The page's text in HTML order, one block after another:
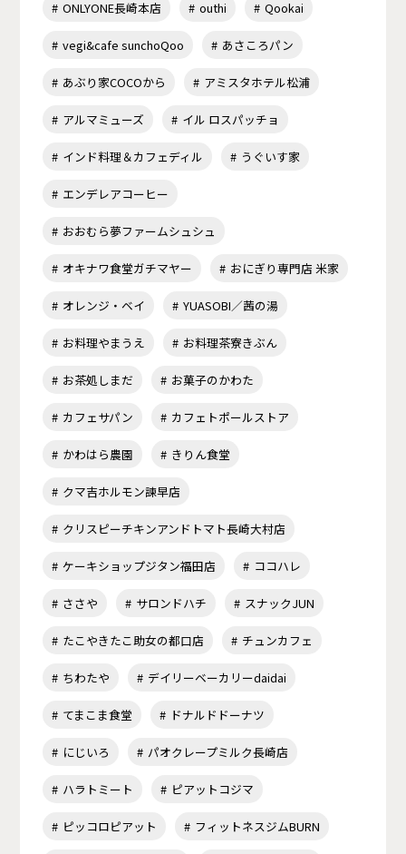
ONLYONE長崎本店 outhi Qookai
vegi&cafe sunchoQoo あさころパン
あぶり家COCOから アミスタホテル松浦
アルマミューズ イル ロスパッチョ
インド料理＆カフェディル うぐいす家
エンデレアコーヒー
おおむら夢ファームシュシュ
オキナワ食堂ガチマヤー おにぎり専門店 米家
オレンジ・ベイ YUASOBI／茜の湯
お料理やまうえ お料理茶寮きぶん
お茶処しまだ お菓子のかわた
カフェサパン カフェトポールストア
かわはら農園 きりん食堂
クマ吉ホルモン諫早店
クリスピーチキンアンドトマト長崎大村店
ケーキショップジタン福田店 ココハレ
ささや サロンドハチ スナックJUN
たこやきたこ助女の都口店 チュンカフェ
ちわたや デイリーベーカリーdaidai
てまこま食堂 ドナルドドーナツ
にじいろ パオクレープミルク長崎店
ハラトミート ピアットコジマ
ピッコロピアット フィットネスジムBURN